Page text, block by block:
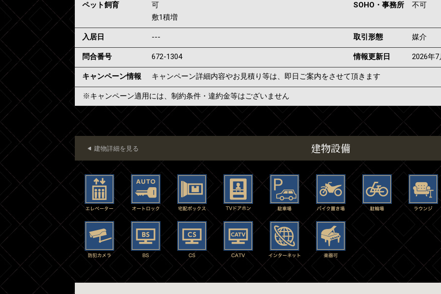
ペット飼育
可
敷1積増
SOHO・事務所 不可
入居日 --- 取引形態 媒介
問合番号 672-1304 情報更新日 2026年
キャンペーン情報 キャンペーン詳細内容やお見積り等は、即日ご案内をさせて頂きます
※キャンペーン適用には、制約条件・違約金等はございません
建物設備
建物詳細を見る